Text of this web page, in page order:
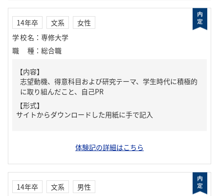
14年卒 文系
女性
学校名 ： 専修大学
職種 ： 総合職
【内容】
志望動機、得意科目および研究テーマ、学生時代に積極的
に取り組んだこと、自己PR
【形式】
サイトからダウンロードした用紙に手で記入
体験記の詳細はこちら
14年卒 文系
男性